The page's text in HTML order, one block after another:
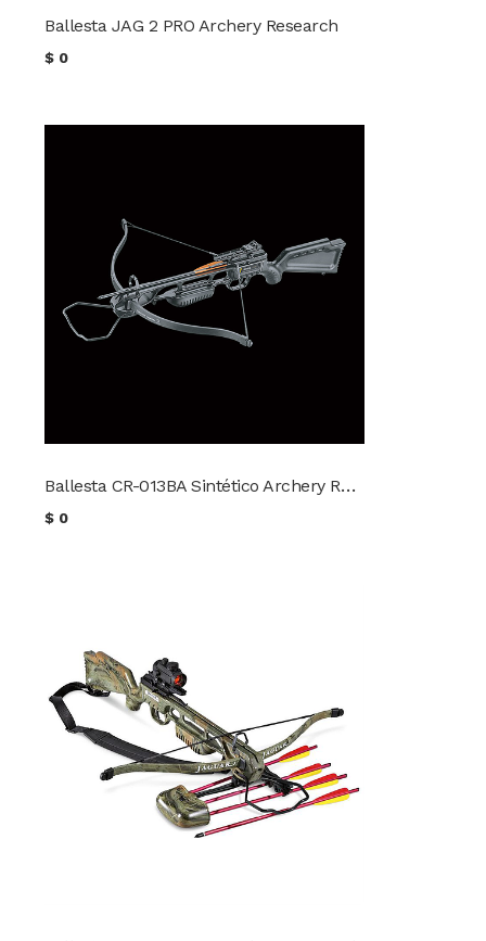
Ballesta JAG 2 PRO Archery Research
$ 0
Ballesta CR-013BA Sintético Archery Research
$ 0